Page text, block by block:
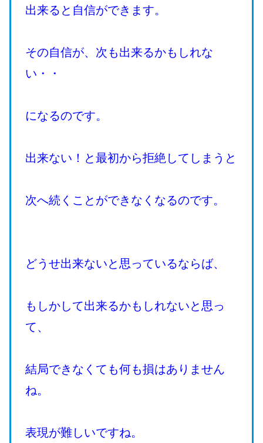
出来ると自信ができます。
その自信が、次も出来るかもしれな
い・・
になるのです。
出来ない！と最初から拒絶してしまうと
次へ続くことができなくなるのです。
どうせ出来ないと思っているならば、
もしかして出来るかもしれないと思っ
て、
結局できなくても何も損はありません
ね。
表現が難しいですね。